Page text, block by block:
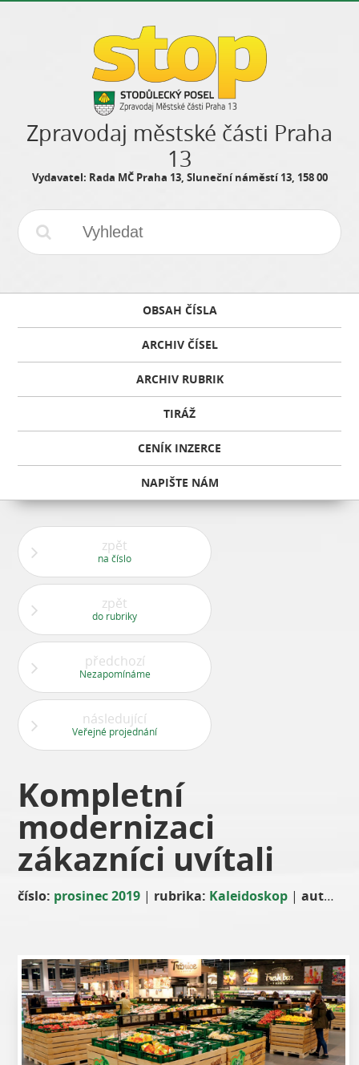
Zpravodaj městské části Praha
13
Vydavatel: Rada MČ Praha 13, Sluneční náměstí 13, 158 00
OBSAH ČÍSLA
ARCHIV ČÍSEL
ARCHIV RUBRIK
TIRÁŽ
CENÍK INZERCE
NAPIŠTE NÁM
zpět
na číslo
zpět
do rubriky
předchozí
Nezapomínáme
následující
Veřejné projednání
Kompletní
modernizaci
zákazníci uvítali
číslo: prosinec 2019 | rubrika: Kaleidoskop |autor: